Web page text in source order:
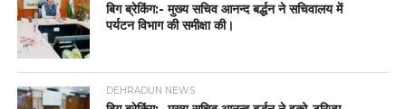
बिग ब्रेकिंग:- मुख्य सचिव आनन्द बर्द्धन ने सचिवालय में
पर्यटन विभाग की समीक्षा की।
DEHRADUN NEWS